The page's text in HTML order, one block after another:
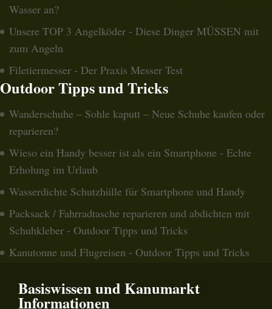
Wasser an?
Unsere TOP 3 Angelköder - Diese Dinger MÜSSEN mit
zum Angeln
Filetiermesser - Der Praxis Messer Test
Outdoor Tipps und Tricks
Wanderschuhe – Sohle kaputt – Neue Schuhe kaufen oder
reparieren?
Wieso ein Handy besser ist als ein Smartphone - Echte
Erholung im Urlaub
Wasserdichte Schutzhülle für Smartphone und Handy
Packsack / Fahrradtasche reparieren und abdichten mit
Schuhkleber - Outdoor Tipps und Tricks
Kanutonne und Flugreisen - Outdoor Tipps und Tricks
Basiswissen und Kanumarkt
Informationen